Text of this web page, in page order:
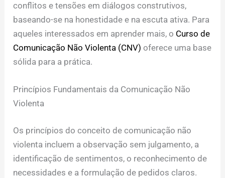
conflitos e tensões em diálogos construtivos,
baseando-se na honestidade e na escuta ativa. Para
aqueles interessados em aprender mais, o Curso de
Comunicação Não Violenta (CNV) oferece uma base
sólida para a prática.
Princípios Fundamentais da Comunicação Não
Violenta
Os princípios do conceito de comunicação não
violenta incluem a observação sem julgamento, a
identificação de sentimentos, o reconhecimento de
necessidades e a formulação de pedidos claros.